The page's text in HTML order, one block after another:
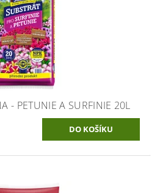
- PETUNIE A SURFINIE 20L